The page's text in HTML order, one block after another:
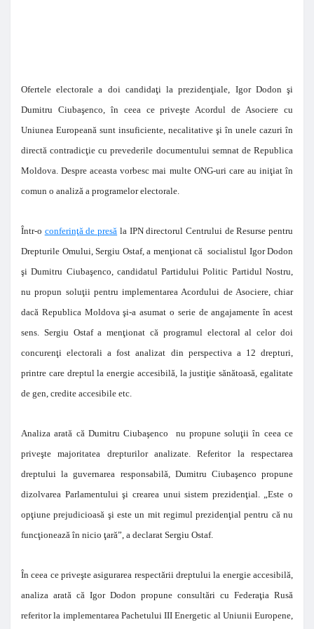
Ofertele electorale a doi candidaţi la prezidenţiale, Igor Dodon şi
Dumitru Ciubaşenco, în ceea ce priveşte Acordul de Asociere cu
Uniunea Europeană sunt insuficiente, necalitative şi în unele cazuri în
directă contradicţie cu prevederile documentului semnat de Republica
Moldova. Despre aceasta vorbesc mai multe ONG-uri care au iniţiat în
comun o analiză a programelor electorale.
Într-o conferinţă de presă la IPN directorul Centrului de Resurse pentru
Drepturile Omului, Sergiu Ostaf, a menţionat că socialistul Igor Dodon
şi Dumitru Ciubaşenco, candidatul Partidului Politic Partidul Nostru,
nu propun soluţii pentru implementarea Acordului de Asociere, chiar
dacă Republica Moldova şi-a asumat o serie de angajamente în acest
sens. Sergiu Ostaf a menţionat că programul electoral al celor doi
concurenţi electorali a fost analizat din perspectiva a 12 drepturi,
printre care dreptul la energie accesibilă, la justiţie sănătoasă, egalitate
de gen, credite accesibile etc.
Analiza arată că Dumitru Ciubaşenco nu propune soluţii în ceea ce
priveşte majoritatea drepturilor analizate. Referitor la respectarea
dreptului la guvernarea responsabilă, Dumitru Ciubaşenco propune
dizolvarea Parlamentului şi crearea unui sistem prezidenţial. „Este o
opţiune prejudicioasă şi este un mit regimul prezidenţial pentru că nu
funcţionează în nicio ţară”, a declarat Sergiu Ostaf.
În ceea ce priveşte asigurarea respectării dreptului la energie accesibilă,
analiza arată că Igor Dodon propune consultări cu Federaţia Rusă
referitor la implementarea Pachetului III Energetic al Uniunii Europene,